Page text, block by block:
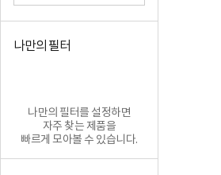
나만의 필터
나만의 필터를 설정하면
자주 찾는 제품을
빠르게 모아볼 수 있습니다.